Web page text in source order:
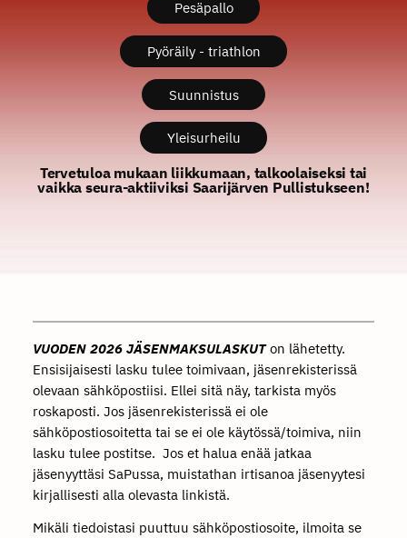
Pesäpallo
Pyöräily - triathlon
Suunnistus
Yleisurheilu
Tervetuloa mukaan liikkumaan, talkoolaiseksi tai
vaikka seura-aktiiviksi Saarijärven Pullistukseen!
VUODEN 2026 JÄSENMAKSULASKUTon lähetetty.
Ensisijaisesti lasku tulee toimivaan, jäsenrekisterissä
olevaan sähköpostiisi. Ellei sitä näy, tarkista myös
roskaposti. Jos jäsenrekisterissä ei ole
sähköpostiosoitetta tai se ei ole käytössä/toimiva, niin
lasku tulee postitse. Jos et halua enää jatkaa
jäsenyyttäsi SaPussa, muistathan irtisanoa jäsenyytesi
kirjallisesti alla olevasta linkistä.
Mikäli tiedoistasi puuttuu sähköpostiosoite, ilmoita se